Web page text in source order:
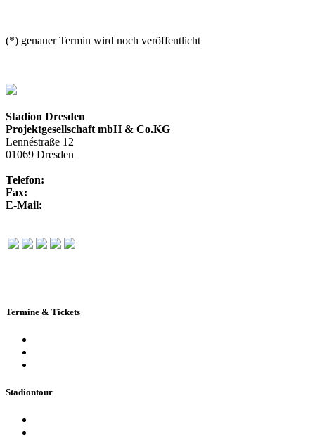
(*) genauer Termin wird noch veröffentlicht
Stadion Dresden
Projektgesellschaft mbH & Co.KG
Lennéstraße 12
01069 Dresden
Telefon:
Fax:
E-Mail:
Termine & Tickets
Stadiontour